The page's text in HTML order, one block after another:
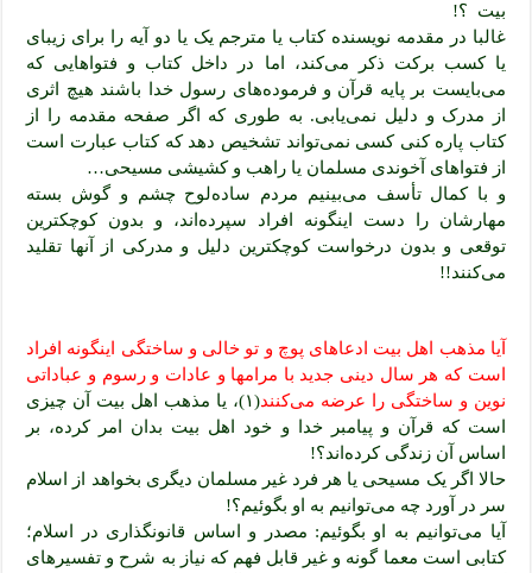
بیت ؟!
غالبا در مقدمه نویسنده کتاب یا مترجم یک یا دو آیه را برای زیبای
یا کسب برکت ذکر می‌کند، اما در داخل کتاب و فتواهایی که
می‌بایست بر پایه قرآن و فرموده‌های رسول خدا باشند هیچ اثری
از مدرک و دلیل نمی‌یابی. به طوری که اگر صفحه مقدمه را از
کتاب پاره کنی کسی نمی‌تواند تشخیص دهد که کتاب عبارت است
از فتواهای آخوندی مسلمان یا راهب و کشیشی مسیحی…
و با کمال تأسف می‌بینیم مردم ساده‌لوح چشم و گوش بسته
مهارشان را دست اینگونه افراد سپرده‌اند، و بدون کوچکترین
توقعی و بدون درخواست کوچکترین دلیل و مدرکی از آنها تقلید
می‌کنند!!
آیا مذهب اهل بیت ادعاهای پوچ و تو خالی و ساختگی اینگونه افراد
است که هر سال دینی جدید با مرامها و عادات و رسوم و عباداتی
نوین و ساختگی را عرضه می‌کنند
(۱)، یا مذهب اهل بیت آن چیزی
است که قرآن و پیامبر خدا و خود اهل بیت بدان امر کرده، بر
اساس آن زندگی کرده‌اند؟!
حالا اگر یک مسیحی یا هر فرد غیر مسلمان دیگری بخواهد از اسلام
سر در آورد چه می‌توانیم به او بگوئیم؟!
آیا می‌توانیم به او بگوئیم: مصدر و اساس قانونگذاری در اسلام؛
کتابی است معما گونه و غیر قابل فهم که نیاز به شرح و تفسیرهای